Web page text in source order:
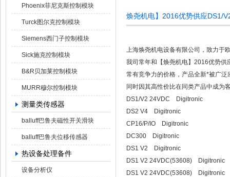
Phoenix菲尼克斯控制模块
Turck图尔克控制模块
Siemens西门子控制模块
Sick施克控制模块
B&R贝加莱控制模块
MURR穆尔控制模块
测量类传感器
balluff巴鲁夫磁性开关滑块
balluff巴鲁夫位移传感器
热设备处理备件
设备分析仪
焕尧机电】2016优势供应DS1/
上海焕尧机电设备有限公司，致力于
我司常年和【焕尧机电】2016优势
常有竞争力的价格，产品全新*被广
同时因其高性价比在同类产品中成为
DS1/V2 24VDC Digitronic
DS2 V4 Digitronic
CP16/P/IO Digitronic
DC300 Digitronic
DS1 V2 Digitronic
DS1 V2 24VDC(53608) Digitronic
DS1 V2 24VDC(53608) Digitronic